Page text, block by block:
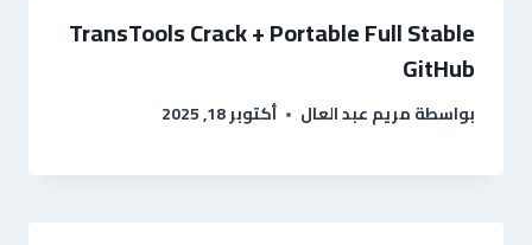
TransTools Crack + Portable Full Stable
GitHub
بواسطةمريم عبد العال أكتوبر 18, 2025